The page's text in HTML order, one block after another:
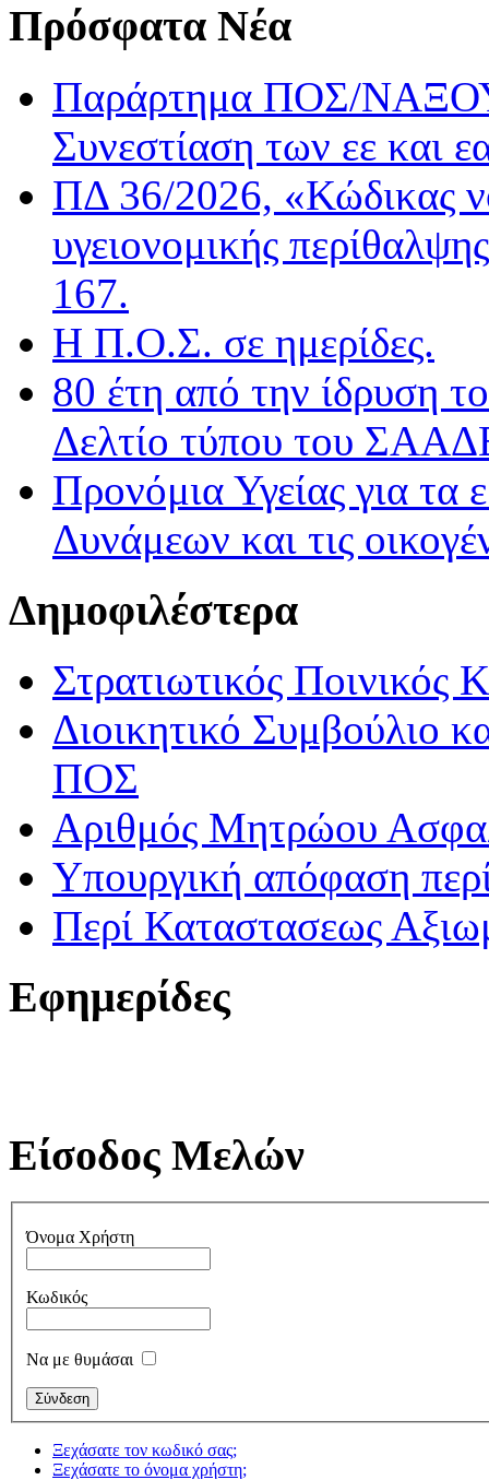
Πρόσφατα Νέα
Παράρτημα ΠΟΣ/
Συνεστίαση των εε και
ΠΔ 36/2026, «Κώδικας
υγειονομικής
167.
Η Π.Ο.Σ. σε ημερίδες.
80 έτη από την ίδρυση
Δελτίο τύπου του
Προνόμια Υγείας για
Δυνάμεων και τις
Δημοφιλέστερα
Στρατιωτικός Ποινικός
Διοικητικό Συμβούλιο
ΠΟΣ
Αριθμός Μητρώου
Υπουργική απόφαση
Περί Καταστασεως
Εφημερίδες
Είσοδος Μελών
Όνομα Χρήστη
Κωδικός
Να με θυμάσαι
Ξεχάσατε τον κωδικό σας;
Ξεχάσατε το όνομα χρήστη;